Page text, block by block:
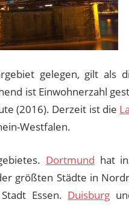
gelegen, gilt als
ist Einwohnerzahl
(2016). Derzeit ist die
Westfalen.
Dortmund hat
größten Städte in
Essen. Duisburg